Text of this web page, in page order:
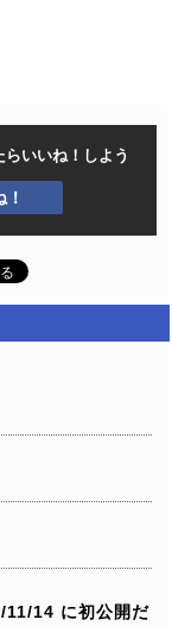
らいいね！しよう
11/14 に初公開だ